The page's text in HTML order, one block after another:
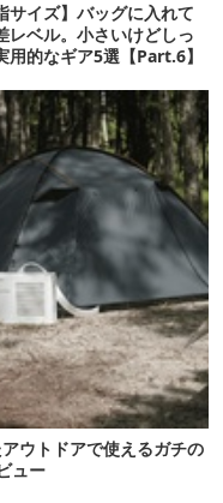
サイズ】バッグに入れて
レベル。小さいけどしっ
用的なギア5選【Part.6】
ウトドアで使えるガチの
ュー